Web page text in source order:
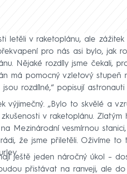
letěli v raketoplánu, ale
pro nás asi bylo, jak
Nějaké rozdíly jsme čekali,
má pomocný vzletový
rozdílné,“ popisují
výjimečný. „Bylo to skvělé a
v raketoplánu. Zlatým
Mezinárodní vesmírnou
že jsme přiletěli. Oživíme
ještě jeden náročný úkol –
přistávat na ranveji, ale